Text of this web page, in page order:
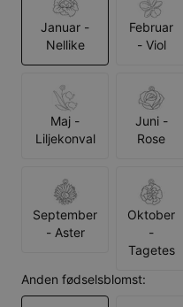
Januar -
Nellike
Februar
- Viol
Maj -
Liljekonval
Juni -
Rose
September
- Aster
Oktober
-
Tagetes
Anden fødselsblomst: